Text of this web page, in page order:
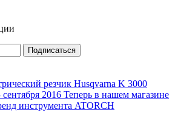
Подписаться
резчик Husqvarna K 3000
сентября 2016 Теперь в нашем магазине
инструмента ATORCH